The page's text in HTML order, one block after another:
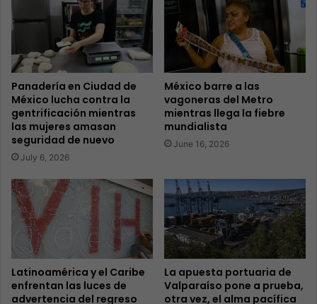
Panadería en Ciudad de
México lucha contra la
gentrificación mientras
las mujeres amasan
seguridad de nuevo
July 6, 2026
México barre a las
vagoneras del Metro
mientras llega la fiebre
mundialista
June 16, 2026
Latinoamérica y el Caribe
enfrentan las luces de
advertencia del regreso
La apuesta portuaria de
Valparaíso pone a prueba,
otra vez, el alma pacífica